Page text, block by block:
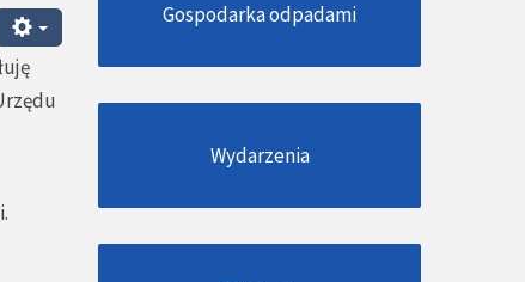
Gospodarka odpadami
Wydarzenia